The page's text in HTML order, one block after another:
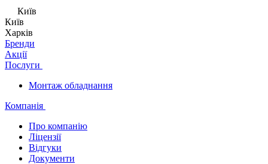
Київ
Київ
Харків
Бренди
Акції
Послуги
Монтаж обладнання
Компанія
Про компанію
Ліцензії
Відгуки
Документи